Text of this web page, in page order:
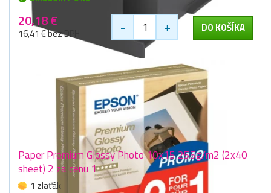
20,18 €
16,41 € bez DPH - + DO KOŠÍKA
Paper Premium Glossy Photo 10x15 255g/m2 (2x40
sheet) 2 za cenu 1
1 zlaťák